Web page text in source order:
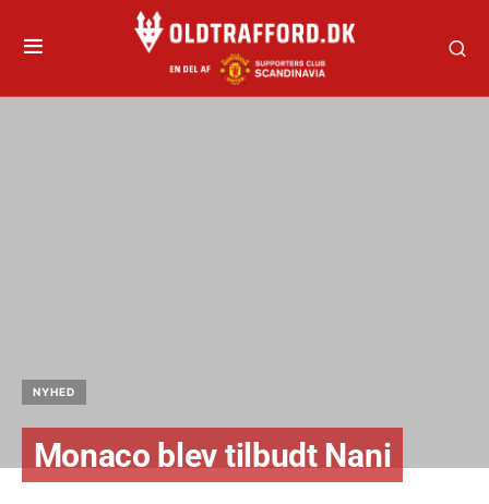
NYHED
Monaco blev tilbudt Nani